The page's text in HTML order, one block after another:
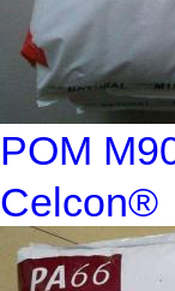
POM
Celcon®